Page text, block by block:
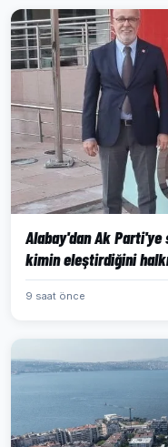
Alabay'dan Ak
kimin eleştirdiğini
9 saat önce